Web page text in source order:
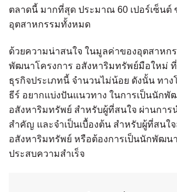
ตลาดนี้ มากที่สุด ประมาณ 60 เปอร์เซ็นต์
อุตสาหกรรมทั้งหมด
ด้วยความน่าสนใจ ในมูลค่าของอุตสาหก
พัฒนาโครงการ อสังหาริมทรัพย์มือใหม่
ธุรกิจประเภทนี้ จำนวนไม่น้อย ดังนั้น ทา
ธีร์ อยากแบ่งปันแนวทาง ในการเป็นนักพั
อสังหาริมทรัพย์ สำหรับผู้ที่สนใจ ผ่านการ
สำคัญ และจำเป็นเบื้องต้น สำหรับผู้ที่สนใ
อสังหาริมทรัพย์ หรือต้องการเป็นนักพัฒน
ประสบความสำเร็จ